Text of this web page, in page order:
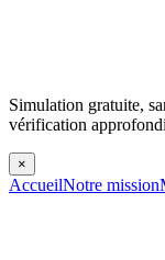
Simulation gratuite,
vérification
×
AccueilNotre mission